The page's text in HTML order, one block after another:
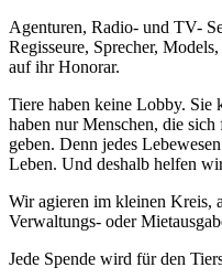
Agenturen, Radio- und TV-
Regisseure, Sprecher,
auf ihr Honorar.
Tiere haben keine Lobby. Sie
haben nur Menschen, die
geben. Denn jedes
Leben. Und deshalb helfen
Wir agieren im kleinen Kreis,
Verwaltungs- oder
Jede Spende wird für den